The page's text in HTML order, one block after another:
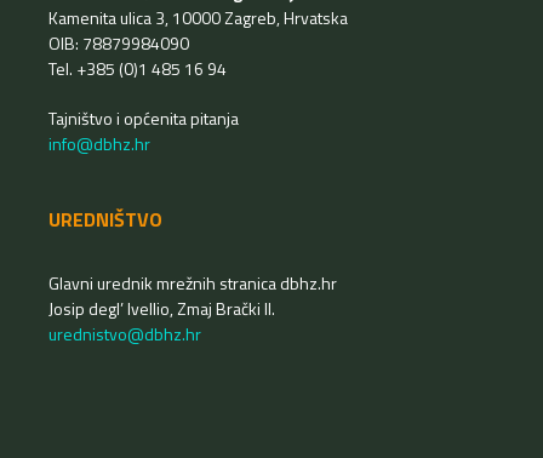
Kamenita ulica 3, 10000 Zagreb, Hrvatska
OIB: 78879984090
Tel. +385 (0)1 485 16 94
Tajništvo i općenita pitanja
info@dbhz.hr
UREDNIŠTVO
Glavni urednik mrežnih stranica dbhz.hr
Josip degl’ Ivellio, Zmaj Brački II.
urednistvo@dbhz.hr